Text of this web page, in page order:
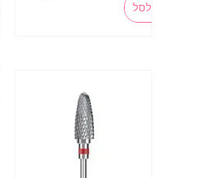
לסל